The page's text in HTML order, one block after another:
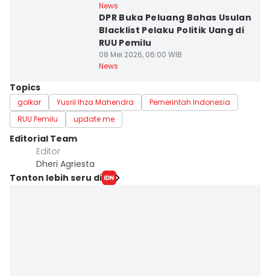
News
DPR Buka Peluang Bahas Usulan
Blacklist Pelaku Politik Uang di
RUU Pemilu
08 Mei 2026, 06:00 WIB
News
Topics
golkar Yusril Ihza Mahendra
Pemerintah Indonesia
RUU Pemilu
update me
Editorial Team
Editor
Dheri Agriesta
Tonton lebih seru di